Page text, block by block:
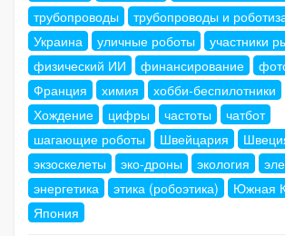
трубопроводы
трубопроводы и
Украина
уличные роботы
участники
физический ИИ
финансирование
Франция
химия хобби-беспилотники
Хождение
цифры частоты
чатбот
шагающие роботы
Швейцария
экзоскелеты
эко-дроны экология
энергетика
этика (робоэтика) Южная
Япония